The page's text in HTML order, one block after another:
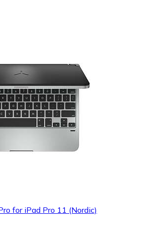
for iPad Pro 11 (Nordic)